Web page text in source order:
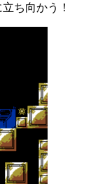
ち向かう！